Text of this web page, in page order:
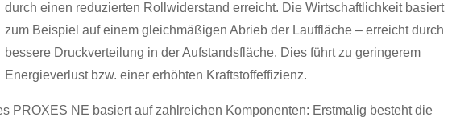
durch einen reduzierten Rollwiderstand erreicht. Die Wirtschaftlichkeit basiert
zum Beispiel auf einem gleichmäßigen Abrieb der Lauffläche – erreicht durch
bessere Druckverteilung in der Aufstandsfläche. Dies führt zu geringerem
Energieverlust bzw. einer erhöhten Kraftstoffeffizienz.
PROXES NE basiert auf zahlreichen Komponenten: Erstmalig besteht die